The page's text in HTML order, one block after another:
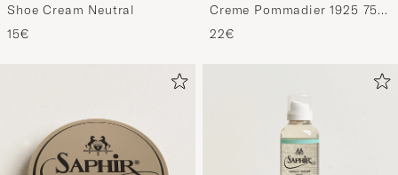
Shoe Cream Neutral
15€
Creme Pommadier 1925 75
ml Burgundy
22€